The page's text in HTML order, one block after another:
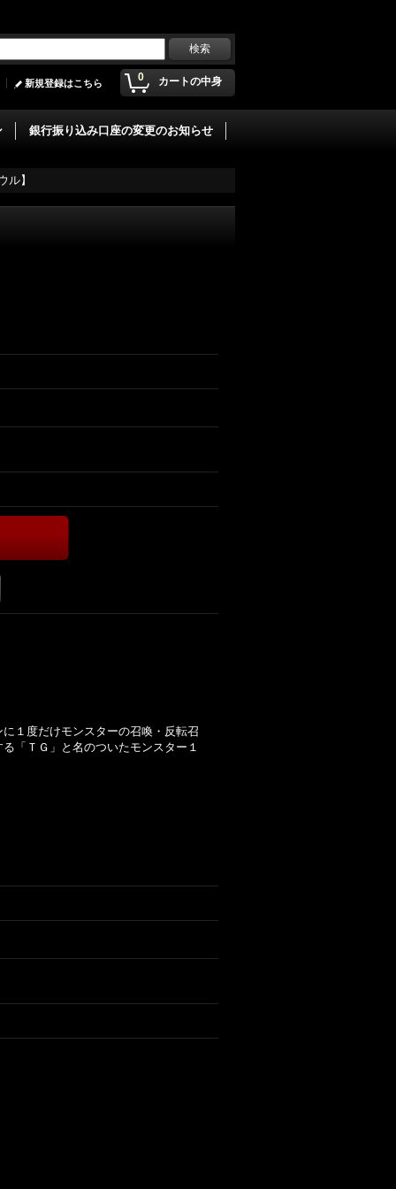
0 カートの中身
新規登録はこちら
銀行振り込み口座の変更のお知らせ
ル】
１度だけモンスターの召喚・反転召
「ＴＧ」と名のついたモンスター１